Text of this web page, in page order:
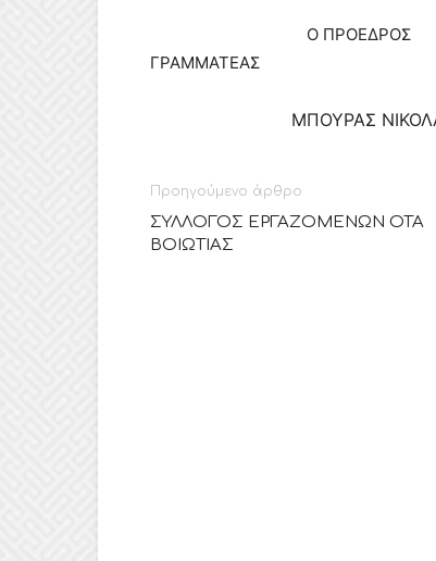
Ο ΠΡΟΕΔΡΟΣ
ΓΡΑΜΜΑΤΕΑΣ
ΜΠΟΥΡΑΣ
Προηγούμενο άρθρο
ΣΥΛΛΟΓΟΣ ΕΡΓΑΖΟΜΕΝΩΝ ΟΤΑ
ΒΟΙΩΤΙΑΣ